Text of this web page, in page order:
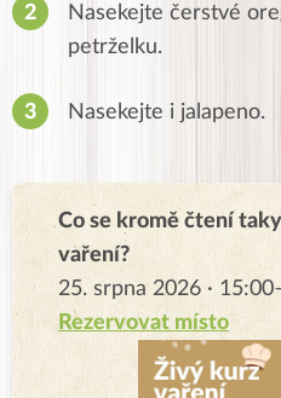
Nasekejte čerstvé
petrželku.
Nasekejte i jalapeno.
Co se kromě čtení
vaření?
25. srpna 2026 ·
Rezervovat místo